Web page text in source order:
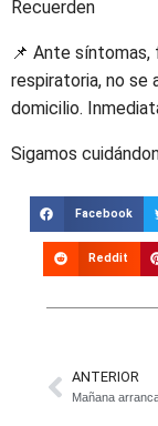
Recuerden
📌 Ante
respiratoria, no se
domicilio.
Sigamos
Facebook
Reddit
ANTERIOR